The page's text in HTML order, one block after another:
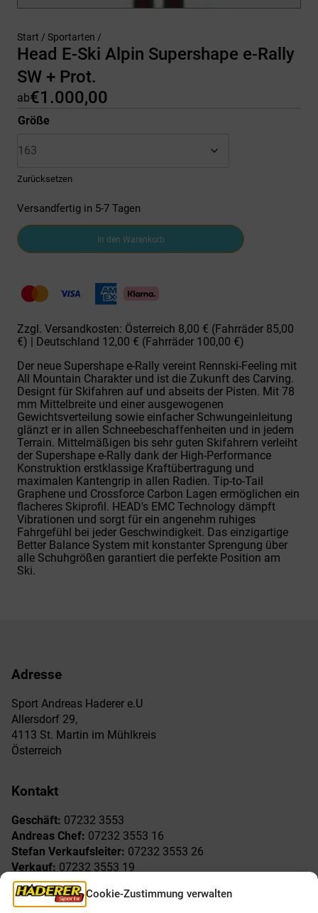
Cookie-Zustimmung verwalten
Start / Sportarten /
Head E-Ski Alpin Supershape e-Rally
SW + Prot.
ab€1.000,00
Größe
Zurücksetzen
Versandfertig in 5-7 Tagen
Head
E-
Ski
e-
Rally
+
Prot.
In den Warenkorb
Zzgl. Versandkosten: Österreich 8,00 € (Fahrräder 85,00
€) | Deutschland 12,00 € (Fahrräder 100,00 €)
Der neue Supershape e-Rally vereint Rennski-Feeling mit
All Mountain Charakter und ist die Zukunft des Carving.
Designt für Skifahren auf und abseits der Pisten. Mit 78
mm Mittelbreite und einer ausgewogenen
Gewichtsverteilung sowie einfacher Schwungeinleitung
glänzt er in allen Schneebeschaffenheiten und in jedem
Terrain. Mittelmäßigen bis sehr guten Skifahrern verleiht
der Supershape e-Rally dank der High-Performance
Konstruktion erstklassige Kraftübertragung und
maximalen Kantengrip in allen Radien. Tip-to-Tail
Graphene und Crossforce Carbon Lagen ermöglichen ein
flacheres Skiprofil. HEAD's EMC Technology dämpft
Vibrationen und sorgt für ein angenehm ruhiges
Fahrgefühl bei jeder Geschwindigkeit. Das einzigartige
Better Balance System mit konstanter Sprengung über
alle Schuhgrößen garantiert die perfekte Position am
Ski.
Adresse
Sport Andreas Haderer e.U
Allersdorf 29,
4113 St. Martin im Mühlkreis
Österreich
Kontakt
Geschäft: 07232 3553
Andreas Chef: 07232 3553 16
Stefan Verkaufsleiter: 07232 3553 26
Verkauf: 07232 3553 19
Reklamationen: